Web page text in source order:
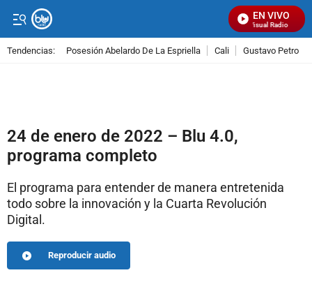
EN VIVO
Señal Visual Radio
Tendencias: Posesión Abelardo De La Espriella Cali Gustavo Petro
24 de enero de 2022 – Blu 4.0,
programa completo
El programa para entender de manera entretenida
todo sobre la innovación y la Cuarta Revolución
Digital.
Reproducir audio